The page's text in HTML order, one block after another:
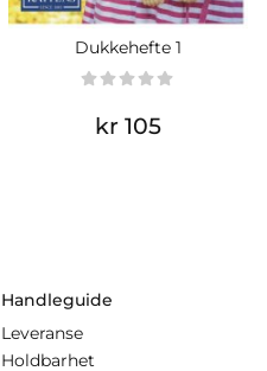
Dukkehefte 1
kr 105
Handleguide
Leveranse
Holdbarhet